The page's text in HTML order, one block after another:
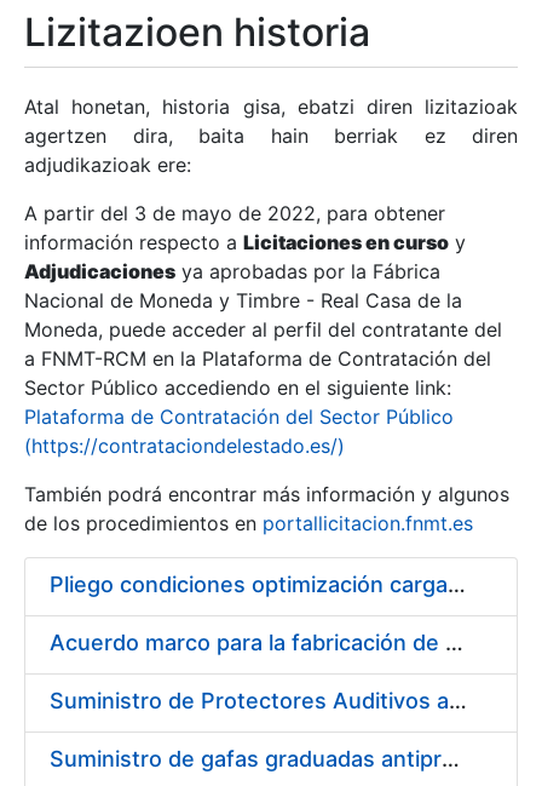
Erakutsi/Ezkutatu
Erakutsi/Ezkutatu
Erakutsi/Ezkutatu
Erakutsi/Ezkutatu
Erakutsi/Ezkutatu
Lizitazioen historia
Atal honetan, historia gisa, ebatzi diren lizitazioak
agertzen dira, baita hain berriak ez diren
adjudikazioak ere:
A partir del 3 de mayo de 2022, para obtener
información respecto a Licitaciones en curso y
Adjudicaciones ya aprobadas por la Fábrica
Nacional de Moneda y Timbre - Real Casa de la
Moneda, puede acceder al perfil del contratante del
a FNMT-RCM en la Plataforma de Contratación del
Sector Público accediendo en el siguiente link:
Plataforma de Contratación del Sector Público
(https://contrataciondelestado.es/)
También podrá encontrar más información y algunos
de los procedimientos en portallicitacion.fnmt.es
Pliego condiciones optimización cargas compras firmado
Acuerdo marco para la fabricación de piezas
Suministro de Protectores Auditivos a medida para las personas trabajadoras de los Centros de Trabajo de Madrid y Burgos
Suministro de gafas graduadas antiproyecciones para los trabajadores de la FNMT-RCM en los centros de trabajo de Madrid y Burgos